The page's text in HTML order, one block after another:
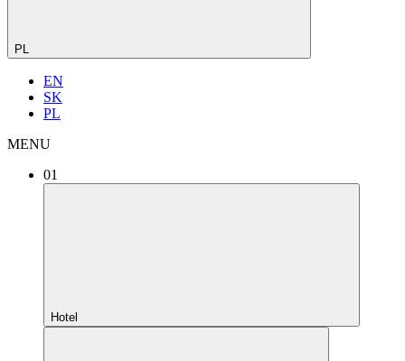
PL
EN
SK
PL
MENU
01
Hotel